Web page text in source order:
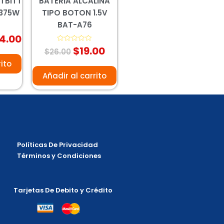
TIPO BOTON 1.5V
BAT-A76
Valorado
con
de
$26.00 $19.00
Añadir al carrito
Políticas De Privacidad
Términos y Condiciones
Tarjetas De Debito y Crédito